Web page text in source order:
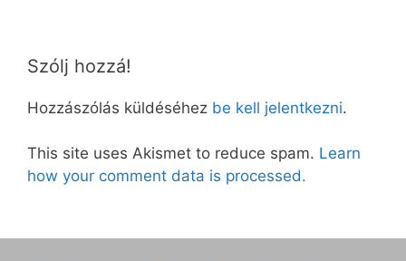
Szólj hozzá!
Hozzászólás küldéséhez be kell jelentkezni.
This site uses Akismet to reduce spam. Learn
how your comment data is processed.